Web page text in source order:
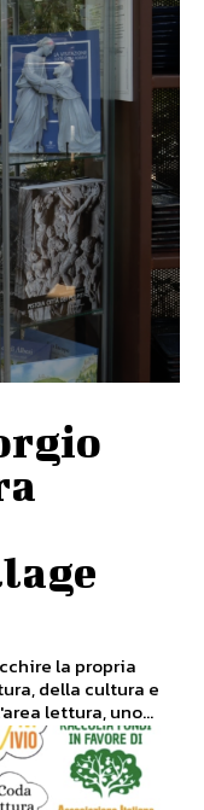
la propria
della cultura e
lettura, uno...